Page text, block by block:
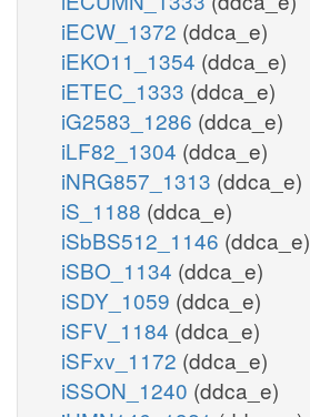
iECW_1372 (ddca_e)
iEKO11_1354 (ddca_e)
iETEC_1333 (ddca_e)
iG2583_1286 (ddca_e)
iLF82_1304 (ddca_e)
iNRG857_1313 (ddca_e)
iS_1188 (ddca_e)
iSbBS512_1146 (ddca_e)
iSBO_1134 (ddca_e)
iSDY_1059 (ddca_e)
iSFV_1184 (ddca_e)
iSFxv_1172 (ddca_e)
iSSON_1240 (ddca_e)